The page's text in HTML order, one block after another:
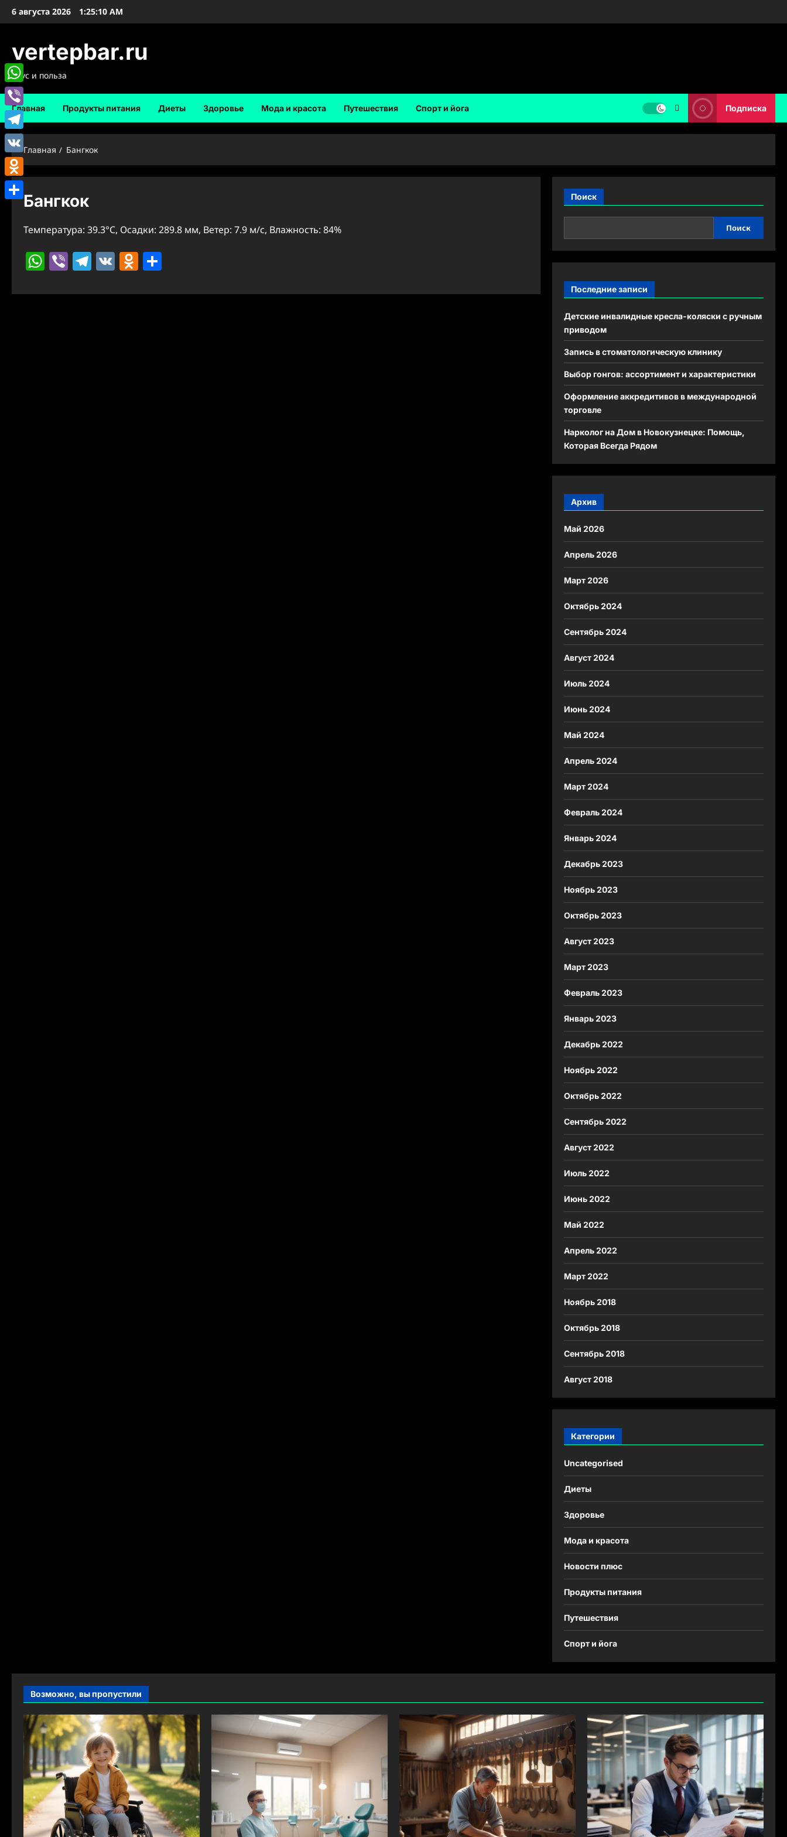
Перейти
6 августа 2026 1:25:11 AM
vertepbar.ru
Вкус и польза
Главная Продукты питания Диеты Здоровье Мода и красота Путешествия Спорт и йога Подписка
Главная Бангкок
Бангкок
Температура: 39.3°C, Осадки: 289.8 мм, Ветер: 7.9 м/с, Влажность: 84%
WhatsApp
ViberTelegram
VK Odnoklassniki
Поиск
Поиск
Последние записи
Детские инвалидные кресла-коляски с ручным
приводом
Запись в стоматологическую клинику
Выбор гонгов: ассортимент и характеристики
Оформление аккредитивов в международной
торговле
Нарколог на Дом в Новокузнецке: Помощь,
Которая Всегда Рядом
Архив
Май 2026
Апрель 2026
Март 2026
Октябрь 2024
Сентябрь 2024
Август 2024
Июль 2024
Июнь 2024
Май 2024
Апрель 2024
Март 2024
Февраль 2024
Январь 2024
Декабрь 2023
Ноябрь 2023
Октябрь 2023
Август 2023
Март 2023
Февраль 2023
Январь 2023
Декабрь 2022
Ноябрь 2022
Октябрь 2022
Сентябрь 2022
Август 2022
Июль 2022
Июнь 2022
Май 2022
Апрель 2022
Март 2022
Ноябрь 2018
Октябрь 2018
Сентябрь 2018
Август 2018
Категории
Uncategorised
Диеты
Здоровье
Мода и красота
Новости плюс
Продукты питания
Путешествия
Спорт и йога
Возможно, вы пропустили
WhatsApp
Viber
Telegram
VK
Odnoklassniki
Отправить